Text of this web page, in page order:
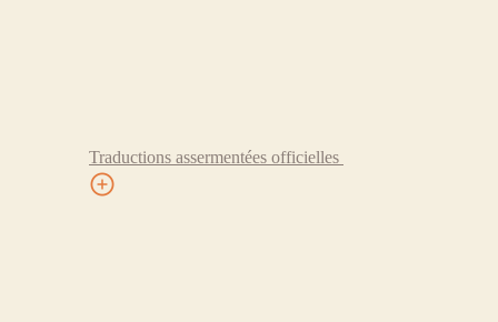
Traductions assermentées officielles